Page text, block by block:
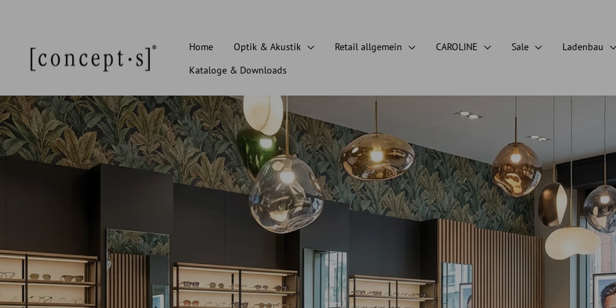
Home Optik & Akustik Retail allgemein CAROLINE Sale Ladenbau
Kataloge & Downloads